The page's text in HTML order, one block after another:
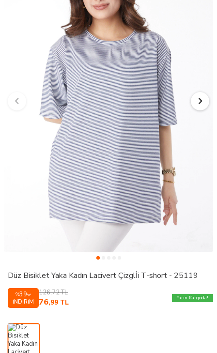
Düz Bisiklet Yaka Kadın Lacivert Çizglİi T-short - 25119
%39
İNDIRIM
126,72TL
76,99 TL
Yarın Kargoda!